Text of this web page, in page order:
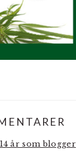
14 år som blogger